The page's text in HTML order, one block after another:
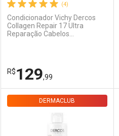
(4)
Condicionador Vichy Dercos
Collagen Repair 17 Ultra
Reparação Cabelos
R$129,99
Dermaclub
Por Menos
DERMACLUB